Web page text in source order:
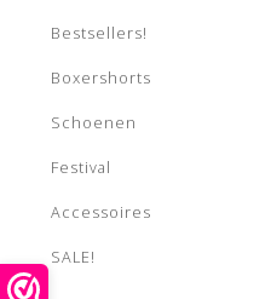
Bestsellers!
Boxershorts
Schoenen
Festival
Accessoires
SALE!